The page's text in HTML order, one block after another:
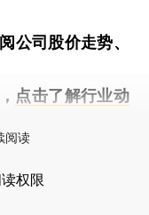
公司股价走势、
点击了解行业动
阅读
权限